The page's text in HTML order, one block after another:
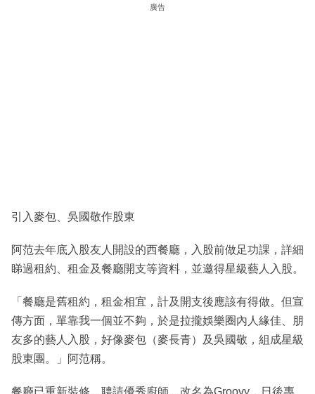
廣告
引入麥包、吳國敬作股東
阿范去年底入股友人開設的西餐廳，入股前做足功課，詳細
睇過租約、租金及餐廳開支等資料，並邀得星級藝人入股。
「餐廳是舊租約，租金相宜，計及開支後應該有得做。但宣
傳方面，單靠我一個並不夠，於是拉攏娛樂圈內人緣佳、朋
友多的藝人入股，好像麥包（麥長青）及吳國敬，組成星級
股東團。」阿范稱。
餐廳已重新裝修，聘請優秀廚師，改名為Groovy，日後專